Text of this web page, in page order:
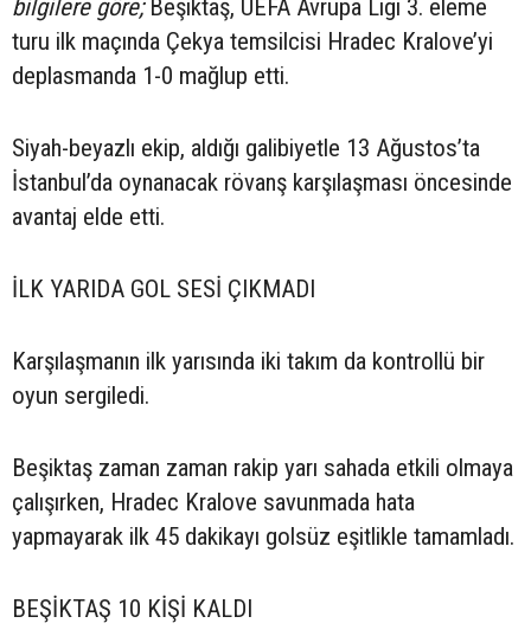
bilgilere göre;Beşiktaş, UEFA Avrupa Ligi 3. eleme
turu ilk maçında Çekya temsilcisi Hradec Kralove’yi
deplasmanda 1-0 mağlup etti.
Siyah-beyazlı ekip, aldığı galibiyetle 13 Ağustos’ta
İstanbul’da oynanacak rövanş karşılaşması öncesinde
avantaj elde etti.
İLK YARIDA GOL SESİ ÇIKMADI
Karşılaşmanın ilk yarısında iki takım da kontrollü bir
oyun sergiledi.
Beşiktaş zaman zaman rakip yarı sahada etkili olmaya
çalışırken, Hradec Kralove savunmada hata
yapmayarak ilk 45 dakikayı golsüz eşitlikle tamamladı.
BEŞİKTAŞ 10 KİŞİ KALDI